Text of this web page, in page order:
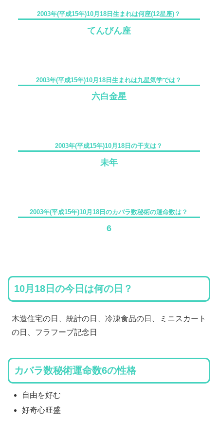
2003年(平成15年)10月18日生まれは何座(12星座)？
てんびん座
2003年(平成15年)10月18日生まれは九星気学では？
六白金星
2003年(平成15年)10月18日の干支は？
未年
2003年(平成15年)10月18日のカバラ数秘術の運命数は？
6
10月18日の今日は何の日？
木造住宅の日、統計の日、冷凍食品の日、ミニスカート
の日、フラフープ記念日
カバラ数秘術運命数6の性格
自由を好む
好奇心旺盛